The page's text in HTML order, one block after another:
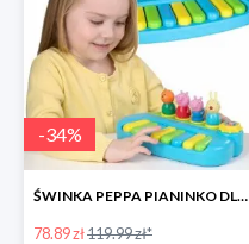
-34%
ŚWINKA PEPPA PIANINKO DLA DZIECI -34%
78.89 zł119.99 zł*